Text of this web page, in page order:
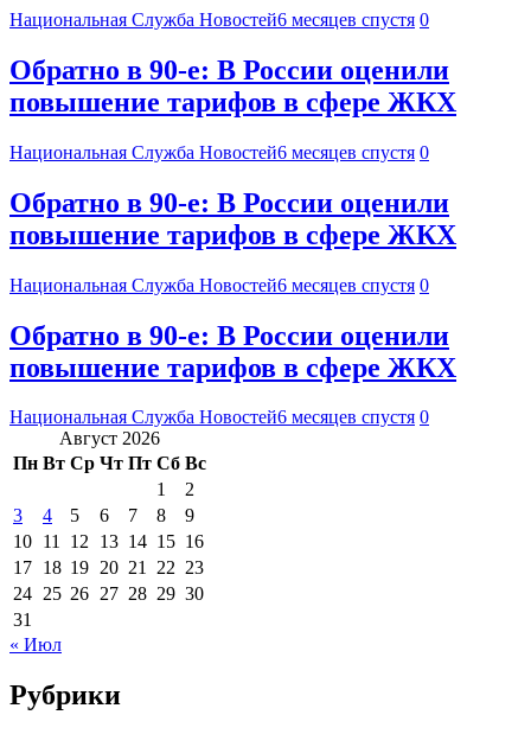
Национальная Служба Новостей6 месяцев спустя 0
Обратно в 90-е: В России оценили
повышение тарифов в сфере ЖКХ
Национальная Служба Новостей6 месяцев спустя 0
Обратно в 90-е: В России оценили
повышение тарифов в сфере ЖКХ
Национальная Служба Новостей6 месяцев спустя 0
Обратно в 90-е: В России оценили
повышение тарифов в сфере ЖКХ
Национальная Служба Новостей6 месяцев спустя 0
Август 2026
Пн Вт Ср Чт Пт Сб Вс
1
2
3
4 5 6 7 8
9
10 11 12 13 14 15 16
17 18 19 20 21 22 23
24 25 26 27 28 29 30
31
« Июл
Рубрики